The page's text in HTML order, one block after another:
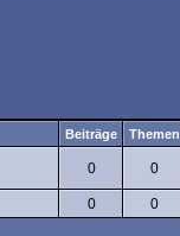
Beiträge Themen
0 0
0 0